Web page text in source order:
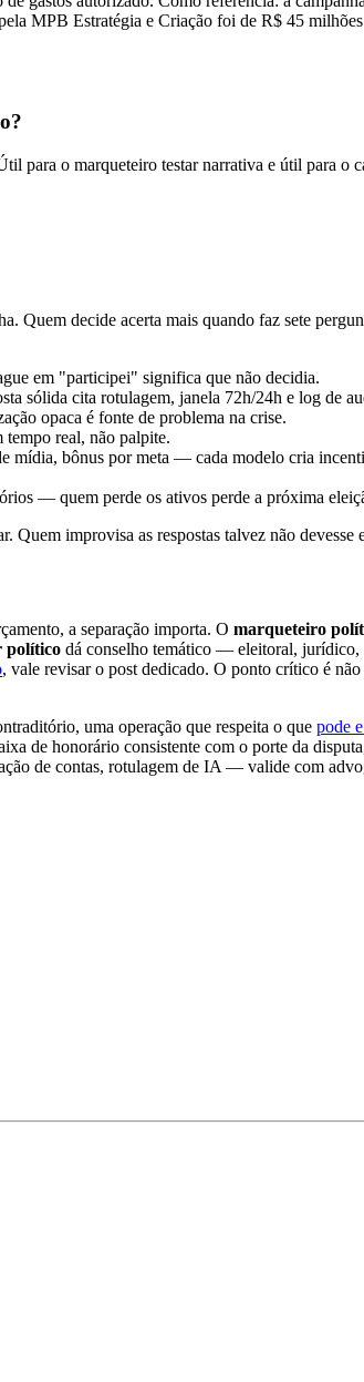
MPB Estratégia e Criação foi de R$ 45
para o marqueteiro testar narrativa e útil para o
decide acerta mais quando faz sete
em "participei" significa que não decidia.
sólida cita rotulagem, janela 72h/24h e log de
opaca é fonte de problema na crise.
tempo real, não palpite.
mídia, bônus por meta — cada modelo cria
— quem perde os ativos perde a próxima
Quem improvisa as respostas talvez não devesse
a separação importa. O marqueteiro
político dá conselho temático — eleitoral,
, vale revisar o post dedicado. O ponto crítico é
uma operação que respeita o que pode
de honorário consistente com o porte da
de contas, rotulagem de IA — valide com